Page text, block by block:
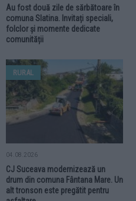
Au fost două zile de sărbătoare în
comuna Slatina. Invitați speciali,
folclor și momente dedicate
comunității
RURAL
04.08.2026
CJ Suceava modernizează un
drum din comuna Fântana Mare. Un
alt tronson este pregătit pentru